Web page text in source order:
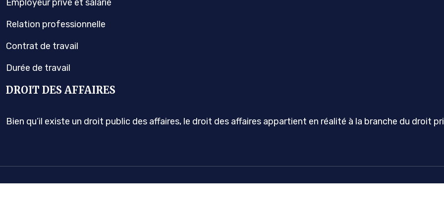
Employeur privé et salarié
Relation professionnelle
Contrat de travail
Durée de travail
DROIT DES AFFAIRES
Bien qu’il existe un droit public des affaires, le droit des affaires appartient en réalité à la branche du droit